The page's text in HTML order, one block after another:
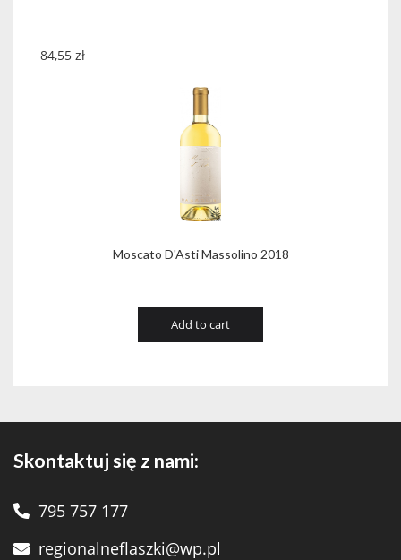
Moscato D'Asti Massolino 2018
84,55 zł
Add to cart
Skontaktuj się z nami:
795 757 177
regionalneflaszki@wp.pl